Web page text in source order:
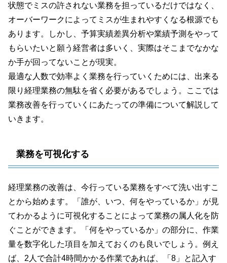
状態でミスの許されない業務を担っているだけではなく、
オーバーワークによってミスが生まれやすくなる根源でも
あります。しかし、予算実績差異分析や業績予測をやって
もらいたいと願う経営者は多いく、実際はそこまでなかな
か手が回ってないことが現実。
最適な人数で効率よく業務を行っていくためには、出来る
限り経理業務の無駄を省く必要があるでしょう。ここでは
業務改善を行っていくにあたっての準備について解説して
いきます。
業務を可視化する
経理業務の改善は、今行っている業務をすべて洗い出すこ
とから始めます。「誰が、いつ、何をやっているか」が見
てわかるように可視化することによって業務の属人化を防
ぐことができます。「何をやっているか」の部分に、作業
量を数字化した項目を加えておくのも良いでしょう。例え
ば、2人で合計4時間かかる作業であれば、「8」と記入す